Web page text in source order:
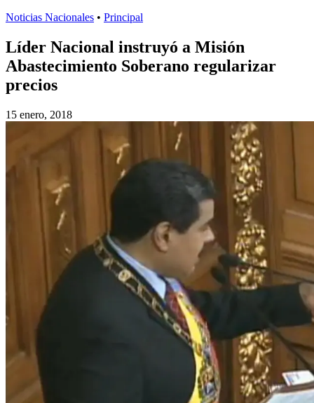
Noticias Nacionales • Principal
Líder Nacional instruyó a Misión
Abastecimiento Soberano regularizar
precios
15 enero, 2018